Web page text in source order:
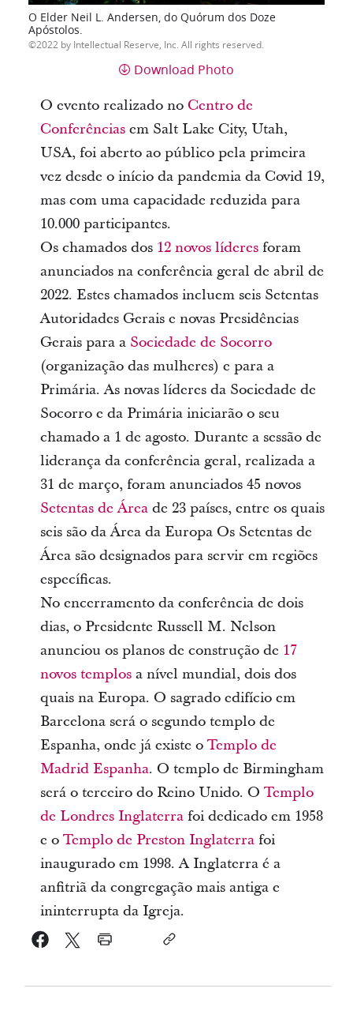
O Elder Neil L. Andersen, do Quórum dos Doze
Apóstolos.
2022 by Intellectual Reserve, Inc. All rights reserved.
Download Photo
O evento realizado no Centro de
Conferênciasem Salt Lake City, Utah,
USA, foi aberto ao público pela primeira
vez desde o início da pandemia da Covid 19,
mas com uma capacidade reduzida para
10.000 participantes.
Os chamados dos 12 novos líderesforam
anunciados na conferência geral de abril de
2022. Estes chamados incluem seis Setentas
Autoridades Gerais e novas Presidências
Gerais para a Sociedade de Socorro
(organização das mulheres) e para a
Primária. As novas líderes da Sociedade de
Socorro e da Primária iniciarão o seu
chamado a 1 de agosto. Durante a sessão de
liderança da conferência geral, realizada a
31 de março, foram anunciados 45 novos
Setentas de Áreade 23 países, entre os quais
seis são da Área da Europa Os Setentas de
Área são designados para servir em regiões
específicas.
No encerramento da conferência de dois
dias, o Presidente Russell M. Nelson
anunciou os planos de construção de 17
novos templosa nível mundial, dois dos
quais na Europa. O sagrado edifício em
Barcelona será o segundo templo de
Espanha, onde já existe o Templo de
Madrid Espanha. O templo de Birmingham
será o terceiro do Reino Unido. O Templo
de Londres Inglaterrafoi dedicado em 1958
e o Templo de Preston Inglaterrafoi
inaugurado em 1998. A Inglaterra é a
anfitriã da congregação mais antiga e
ininterrupta da Igreja.